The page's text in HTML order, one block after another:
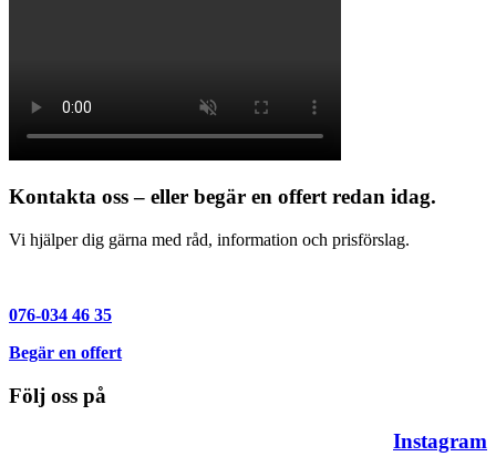
Kontakta oss – eller begär en offert redan idag.
Vi hjälper dig gärna med råd, information och prisförslag.
076-034 46 35
Begär en offert
Följ oss på
Instagram